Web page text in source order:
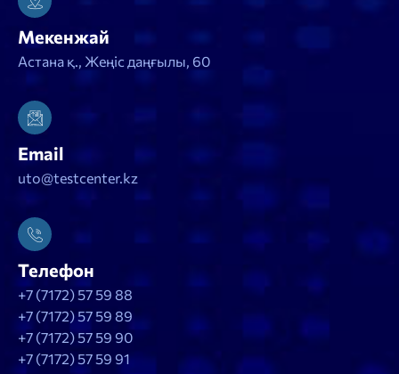
Мекенжай
Астана қ., Жеңіс даңғылы, 60
Email
uto@testcenter.kz
Телефон
+7 (7172) 57 59 88
+7 (7172) 57 59 89
+7 (7172) 57 59 90
+7 (7172) 57 59 91